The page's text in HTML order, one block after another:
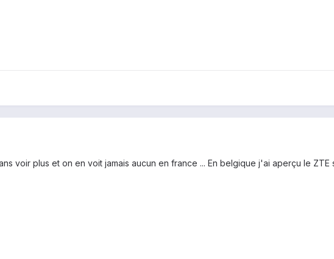
voir plus et on en voit jamais aucun en france ... En belgique j'ai aperçu le